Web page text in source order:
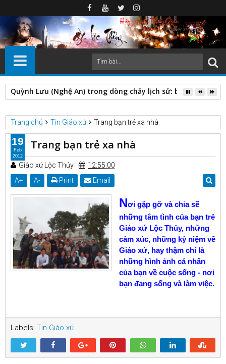
Quỳnh Lưu (Nghệ An) trong dòng chảy lịch sử: biến động
Trang chủ Tin Giáo xứ Trang bạn trẻ xa nhà
Trang bạn trẻ xa nhà
Giáo xứ Lộc Thủy
12:55:00
A+ A- Print Email
Nơi gặp gỡ và chia sẽ
những tâm tình của bạn trẻ
Giáo xứ Lộc Thủy, những
cảm xúc, những kỷ niệm về
Giáo xứ, hay thậm chí là
những hình ảnh cá nhân
của bạn về cuộc sống - nơi
bạn đang sống và làm việc.
Labels: Tin Giáo xứ
19
Feb
2012